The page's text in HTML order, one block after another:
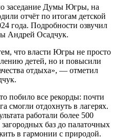
заседание Думы Югры, на
отчёт по итогам детской
года. Подробности озвучил
Андрей Осадчук.
что власти Югры не просто
детей, но и повысили
отдыха», — отметил
побило все рекорды: почти
смогли отдохнуть в лагерях.
работали более 500
баз до палаточных
в гармонии с природой.